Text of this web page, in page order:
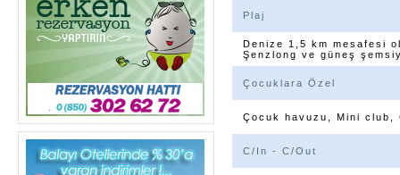
Plaj
Denize 1,5 km mesafesi
Şenzlong ve güneş
Çocuklara Özel
Çocuk havuzu, Mini club,
C/In - C/Out